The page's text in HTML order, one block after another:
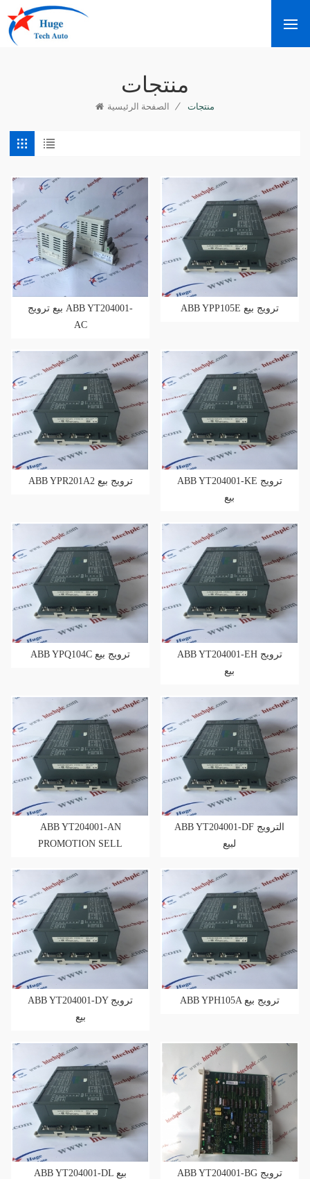
منتجات
الصفحة الرئيسية / منتجات
بيع ترويج ABB YT204001-
AC
ABB YPP105E ترويج بيع
ABB YPR201A2 ترويج بيع
ABB YT204001-KE ترويج
بيع
ABB YPQ104C ترويج بيع
ABB YT204001-EH ترويج
بيع
ABB YT204001-AN
PROMOTION SELL
ABB YT204001-DF الترويج
لبيع
ABB YT204001-DY ترويج
بيع
ABB YPH105A ترويج بيع
ABB YT204001-DL بيع
ABB YT204001-BG ترويج